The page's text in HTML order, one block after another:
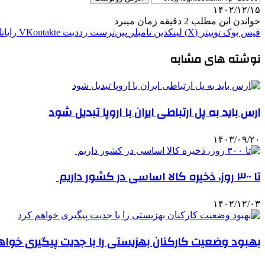
۱۴۰۲/۱۲/۱۵
خواندن این مطلب 2 دقیقه زمان میبرد
فیس بوک توییتر (X) لینکدین ‫تامبلر ‫پین‌ترست ‫رددیت ‫VKontakte
نوشته های مشابه
ارس باید به پل ارتباطی ایران با اروپا تبدیل شود
۱۴۰۳/۰۹/۲۰
تا ۳۰۰ روز، ذخیره کالا اساسی در کشور داریم
۱۴۰۲/۱۲/۰۳
بهبود وضعیت کارکنان بهزیستی را با جدیت پیگیری